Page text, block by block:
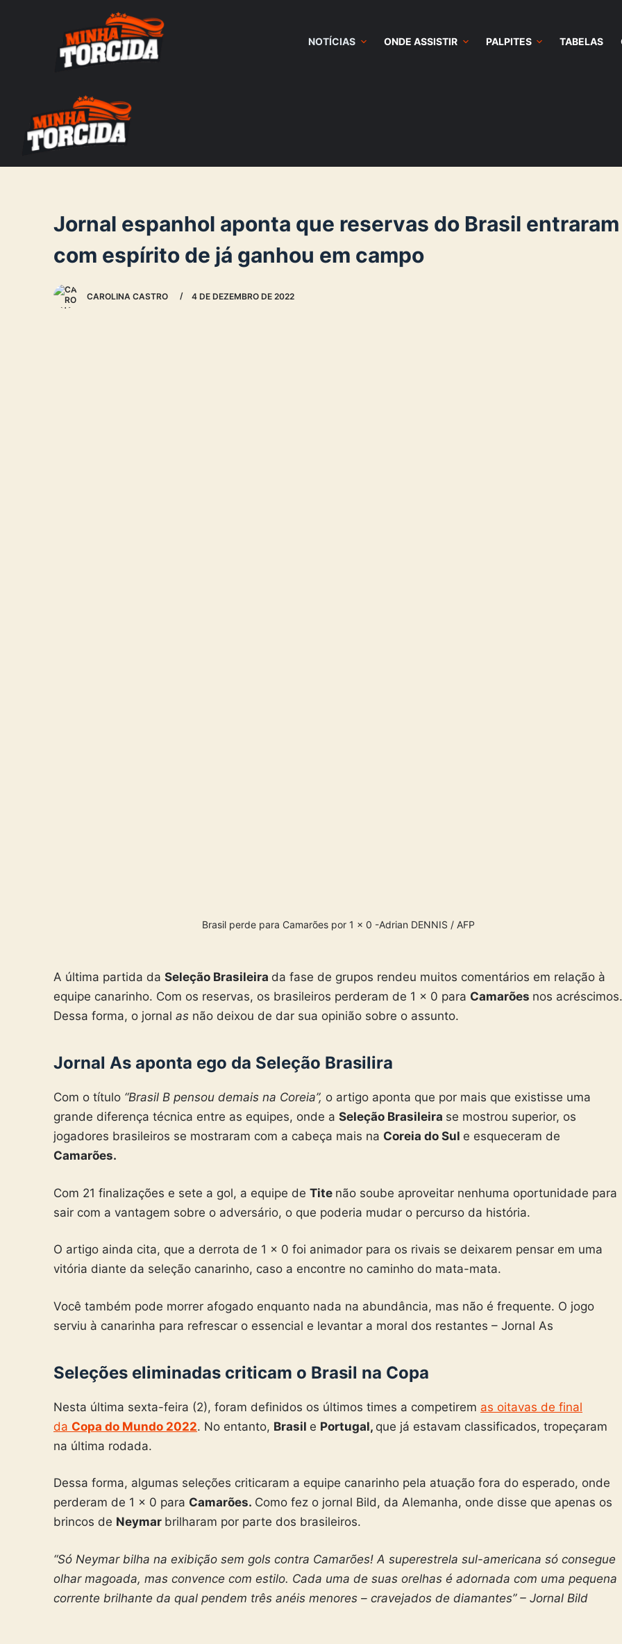
NOTÍCIAS ONDE ASSISTIR PALPITES TABELAS
Jornal espanhol aponta que reservas do Brasil entraram
com espírito de já ganhou em campo
CAROLINA CASTRO 4 DE DEZEMBRO DE 2022
Brasil perde para Camarões por 1 x 0 -Adrian DENNIS / AFP
A última partida da Seleção Brasileira da fase de grupos rendeu muitos comentários em relação à
equipe canarinho. Com os reservas, os brasileiros perderam de 1 x 0 para Camarões nos acréscimos.
Dessa forma, o jornal as não deixou de dar sua opinião sobre o assunto.
Jornal As aponta ego da Seleção Brasilira
Com o título “Brasil B pensou demais na Coreia”, o artigo aponta que por mais que existisse uma
grande diferença técnica entre as equipes, onde a Seleção Brasileira se mostrou superior, os
jogadores brasileiros se mostraram com a cabeça mais na Coreia do Sul e esqueceram de
Camarões.
Com 21 finalizações e sete a gol, a equipe de Tite não soube aproveitar nenhuma oportunidade para
sair com a vantagem sobre o adversário, o que poderia mudar o percurso da história.
O artigo ainda cita, que a derrota de 1 x 0 foi animador para os rivais se deixarem pensar em uma
vitória diante da seleção canarinho, caso a encontre no caminho do mata-mata.
Você também pode morrer afogado enquanto nada na abundância, mas não é frequente. O jogo
serviu à canarinha para refrescar o essencial e levantar a moral dos restantes – Jornal As
Seleções eliminadas criticam o Brasil na Copa
Nesta última sexta-feira (2), foram definidos os últimos times a competirem as oitavas de final
da Copa do Mundo 2022. No entanto, Brasil e Portugal, que já estavam classificados, tropeçaram
na última rodada.
Dessa forma, algumas seleções criticaram a equipe canarinho pela atuação fora do esperado, onde
perderam de 1 x 0 para Camarões. Como fez o jornal Bild, da Alemanha, onde disse que apenas os
brincos de Neymar brilharam por parte dos brasileiros.
“Só Neymar bilha na exibição sem gols contra Camarões! A superestrela sul-americana só consegue
olhar magoada, mas convence com estilo. Cada uma de suas orelhas é adornada com uma pequena
corrente brilhante da qual pendem três anéis menores – cravejados de diamantes” – Jornal Bild